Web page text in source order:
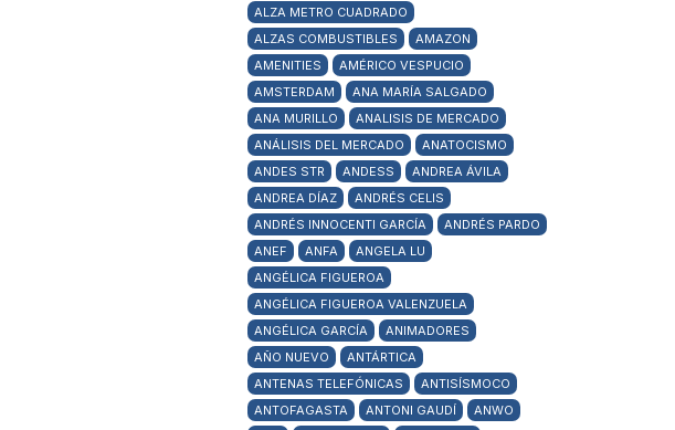
ALZA METRO CUADRADO
ALZAS COMBUSTIBLES
AMAZON
AMENITIES
AMÉRICO VESPUCIO
AMSTERDAM
ANA MARÍA SALGADO
ANA MURILLO
ANALISIS DE MERCADO
ANÁLISIS DEL MERCADO
ANATOCISMO
ANDES STR
ANDESS
ANDREA ÁVILA
ANDREA DÍAZ
ANDRÉS CELIS
ANDRÉS INNOCENTI GARCÍA
ANDRÉS PARDO
ANEF
ANFA
ANGELA LU
ANGÉLICA FIGUEROA
ANGÉLICA FIGUEROA VALENZUELA
ANGÉLICA GARCÍA
ANIMADORES
AÑO NUEVO
ANTÁRTICA
ANTENAS TELEFÓNICAS
ANTISÍSMOCO
ANTOFAGASTA
ANTONI GAUDÍ
ANWO